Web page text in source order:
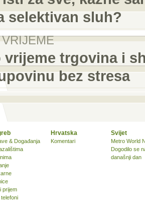
selektivan sluh?
vrijeme trgovina i
bez stresa
& Događanja
prijem
telefoni
Hrvatska
Komentari
Svijet
Metro World
Dogodilo se
današnji dan